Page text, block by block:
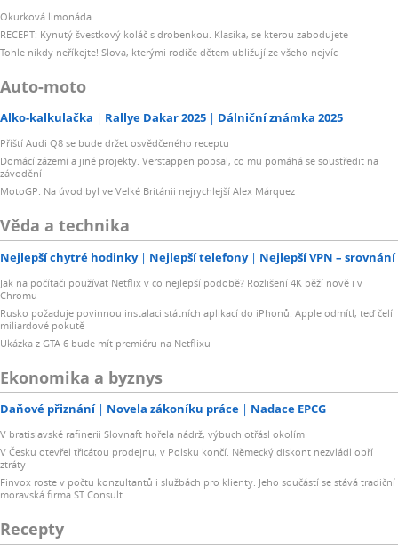
Okurková limonáda
RECEPT: Kynutý švestkový koláč s drobenkou. Klasika, se kterou zabodujete
Tohle nikdy neříkejte! Slova, kterými rodiče dětem ubližují ze všeho nejvíc
Auto-moto
Alko-kalkulačka Rallye Dakar 2025 Dálniční známka 2025
Příští Audi Q8 se bude držet osvědčeného receptu
Domácí zázemí a jiné projekty. Verstappen popsal, co mu pomáhá se soustředit na
závodění
MotoGP: Na úvod byl ve Velké Británii nejrychlejší Alex Márquez
Věda a technika
Nejlepší chytré hodinky Nejlepší telefony Nejlepší VPN – srovnání
Jak na počítači používat Netflix v co nejlepší podobě? Rozlišení 4K běží nově i v
Chromu
Rusko požaduje povinnou instalaci státních aplikací do iPhonů. Apple odmítl, teď čelí
miliardové pokutě
Ukázka z GTA 6 bude mít premiéru na Netflixu
Ekonomika a byznys
Daňové přiznání Novela zákoníku práce Nadace EPCG
V bratislavské rafinerii Slovnaft hořela nádrž, výbuch otřásl okolím
V Česku otevřel třicátou prodejnu, v Polsku končí. Německý diskont nezvládl obří
ztráty
Finvox roste v počtu konzultantů i službách pro klienty. Jeho součástí se stává tradiční
moravská firma ST Consult
Recepty